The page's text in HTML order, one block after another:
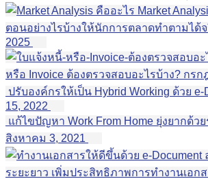
Market
ตอนอย่างไรบ้างให้นักการตลาดทำตามได้จ
2025
หรือ Invoice ต้องตรวจสอบอะไรบ้าง? กรก
ปรับองค์กรให้เป็น Hybrid Working ด้วย e-
15, 2022
แก้ไขปัญหา Work From Home ยุ่งยากด้ว
สิงหาคม 3, 2021
ระยะยาว เพิ่มประสิทธิภาพการทำงานเอก